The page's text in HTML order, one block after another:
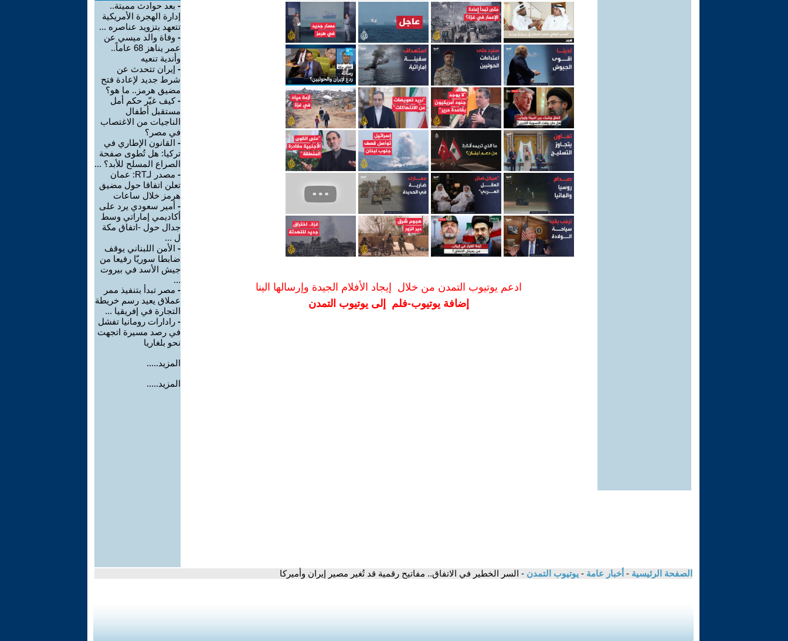
ادعم يوتيوب التمدن من خلال إيجاد الأفلام الجيدة وإرسالها الينا
إضافة يوتيوب-فلم إلى يوتيوب التمدن
- بعد حوادث مميتة..
إدارة الهجرة الأمريكية
تتعهد بتزويد عناصره ...
- وفاة والد ميسي عن
عمر يناهز 68 عاماً..
وأندية تنعيه
- إيران تتحدث عن
شرط جديد لإعادة فتح
مضيق هرمز.. ما هو؟
-كيف غيّر حكم أمل
مستقبل أطفال
الناجيات من الاغتصاب
في مصر؟
- القانون الإطاري في
تركيا: هل تُطوى صفحة
الصراع المسلح للأبد؟ ...
-
مصدر لـRT: عمان
تعلن اتفاقا حول مضيق
هرمز خلال ساعات
- أمير سعودي يرد على
أكاديمي إماراتي وسط
جدال حول -اتفاق مكة
ل ...
- الأمن اللبناني يوقف
ضابطا سوريّا رفيعا من
جيش الأسد في بيروت
...
- مصر تبدأ بتنفيذ ممر
عملاق يعيد رسم خريطة
التجارة في إفريقيا ...
- رادارات رومانيا تفشل
في رصد مسيرة اتجهت
نحو بلغاريا
المزيد.....
المزيد.....
الصفحة الرئيسية - أخبار عامة - يوتيوب التمدن - السر الخطير في الاتفاق.. مفاتيح رقمية قد تُغير مصير إيران وأميركا